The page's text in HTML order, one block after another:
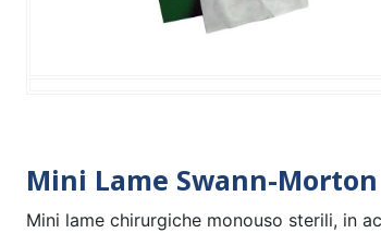
Mini Lame Swann-Morton
Mini lame chirurgiche monouso sterili, in